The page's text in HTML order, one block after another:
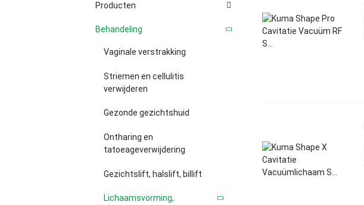
Producten
Behandeling
Vaginale verstrakking
Striemen en cellulitis
verwijderen
Gezonde gezichtshuid
Ontharing en
tatoeageverwijdering
Gezichtslift, halslift, billift
Lichaamsvorming,